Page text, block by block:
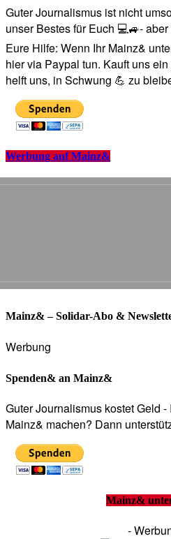
Guter Journalismus ist nicht
unser Bestes für Euch 💻🚙-
Eure Hilfe: Wenn Ihr Mainz&
hier via Paypal tun. Kauft uns
helft uns, in Schwung 💪 zu
Werbung auf Mainz&
Mainz& – Solidar-Abo &
Werbung
Spenden& an Mainz&
Guter Journalismus kostet Geld
Mainz& machen? Dann
Mainz&
-